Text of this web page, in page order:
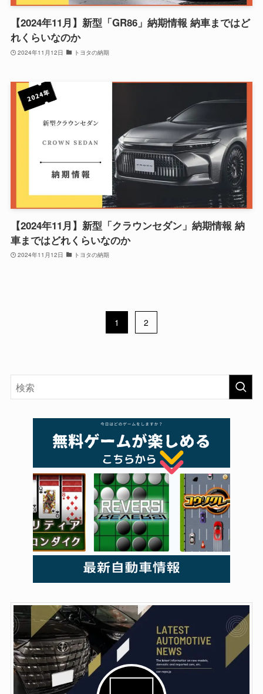
【2024年11月】新型「GR86」納期情報 納車まではど
れくらいなのか
2024年11月12日 トヨタの納期
【2024年11月】新型「クラウンセダン」納期情報 納
車まではどれくらいなのか
2024年11月12日 トヨタの納期
1 2